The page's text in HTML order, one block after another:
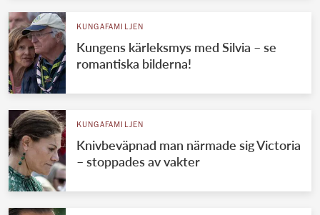
KUNGAFAMILJEN
Kungens kärleksmys med Silvia – se
romantiska bilderna!
KUNGAFAMILJEN
Knivbeväpnad man närmade sig Victoria
– stoppades av vakter